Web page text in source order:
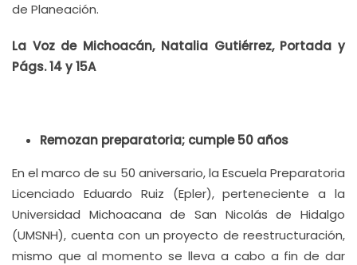
de Planeación.
La Voz de Michoacán, Natalia Gutiérrez, Portada y
Págs. 14 y 15A
Remozan preparatoria; cumple 50 años
En el marco de su 50 aniversario, la Escuela Preparatoria
Licenciado Eduardo Ruiz (Epler), perteneciente a la
Universidad Michoacana de San Nicolás de Hidalgo
(UMSNH), cuenta con un proyecto de reestructuración,
mismo que al momento se lleva a cabo a fin de dar